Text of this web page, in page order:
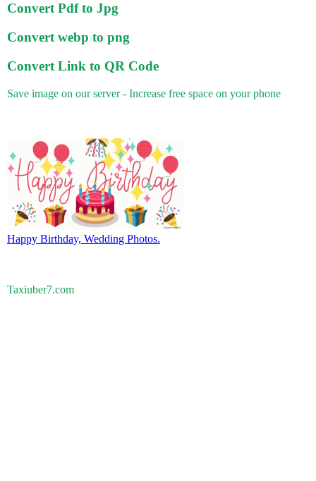
Convert Pdf to Jpg
Convert webp to png
Convert Link to QR Code
Save image on our server - Increase free space on your phone
Happy Birthday, Wedding Photos.
Taxiuber7.com